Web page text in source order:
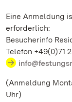
Eine Anmeldung
erforderlich:
Besucherinfo
Telefon +49(0)71
(Anmeldung
Uhr)